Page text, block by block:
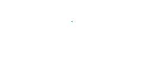
Sertai hos seperti anda